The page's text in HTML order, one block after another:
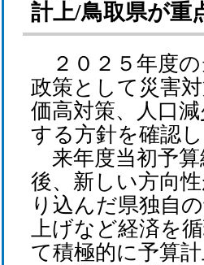
計上/鳥取県が重
２０２５年度の
政策として災害
価高対策、人口
する方針を確認
来年度当初予算
後、新しい方向
り込んだ県独自
上げなど経済を
て積極的に予算